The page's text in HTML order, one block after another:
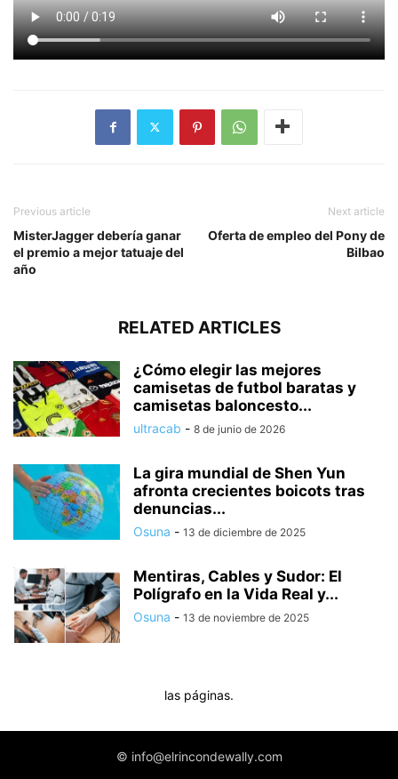
Previous article
MisterJagger debería ganar
el premio a mejor tatuaje del
año
Next article
Oferta de empleo del Pony de
Bilbao
RELATED ARTICLES
¿Cómo elegir las mejores
camisetas de futbol baratas y
camisetas baloncesto...
ultracab - 8 de junio de 2026
La gira mundial de Shen Yun
afronta crecientes boicots tras
denuncias...
Osuna - 13 de diciembre de 2025
Mentiras, Cables y Sudor: El
Polígrafo en la Vida Real y...
Osuna - 13 de noviembre de 2025
las páginas.
© info@elrincondewally.com